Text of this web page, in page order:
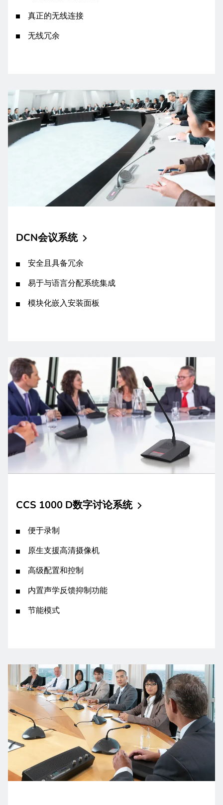
真正的无线连接
无线冗余
DCN会议系统
安全且具备冗余
易于与语言分配系统集成
模块化嵌入安装面板
CCS 1000 D数字讨论系统
便于录制
原生支援高清摄像机
高级配置和控制
内置声学反馈抑制功能
节能模式